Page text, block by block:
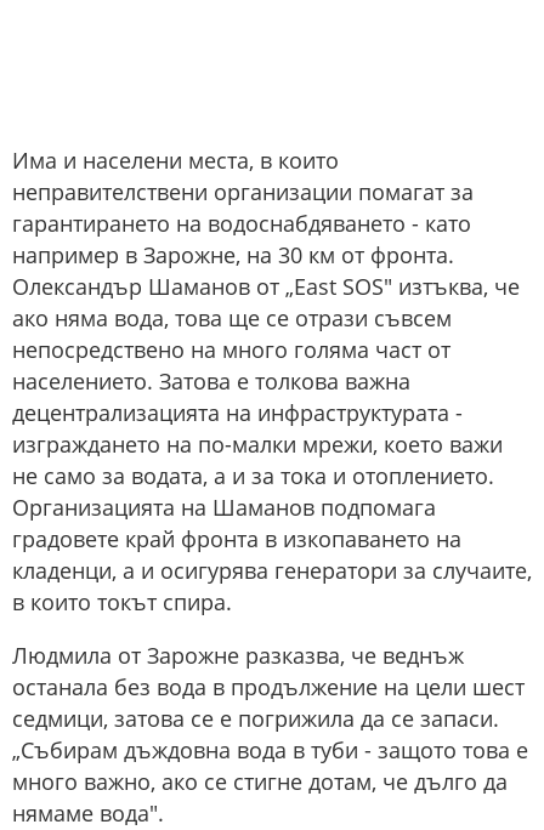
Има и населени места, в които
неправителствени организации помагат за
гарантирането на водоснабдяването - като
например в Зарожне, на 30 км от фронта.
Олександър Шаманов от „East SOS" изтъква, че
ако няма вода, това ще се отрази съвсем
непосредствено на много голяма част от
населението. Затова е толкова важна
децентрализацията на инфраструктурата -
изграждането на по-малки мрежи, което важи
не само за водата, а и за тока и отоплението.
Организацията на Шаманов подпомага
градовете край фронта в изкопаването на
кладенци, а и осигурява генератори за случаите,
в които токът спира.
Людмила от Зарожне разказва, че веднъж
останала без вода в продължение на цели шест
седмици, затова се е погрижила да се запаси.
„Събирам дъждовна вода в туби - защото това е
много важно, ако се стигне дотам, че дълго да
нямаме вода".